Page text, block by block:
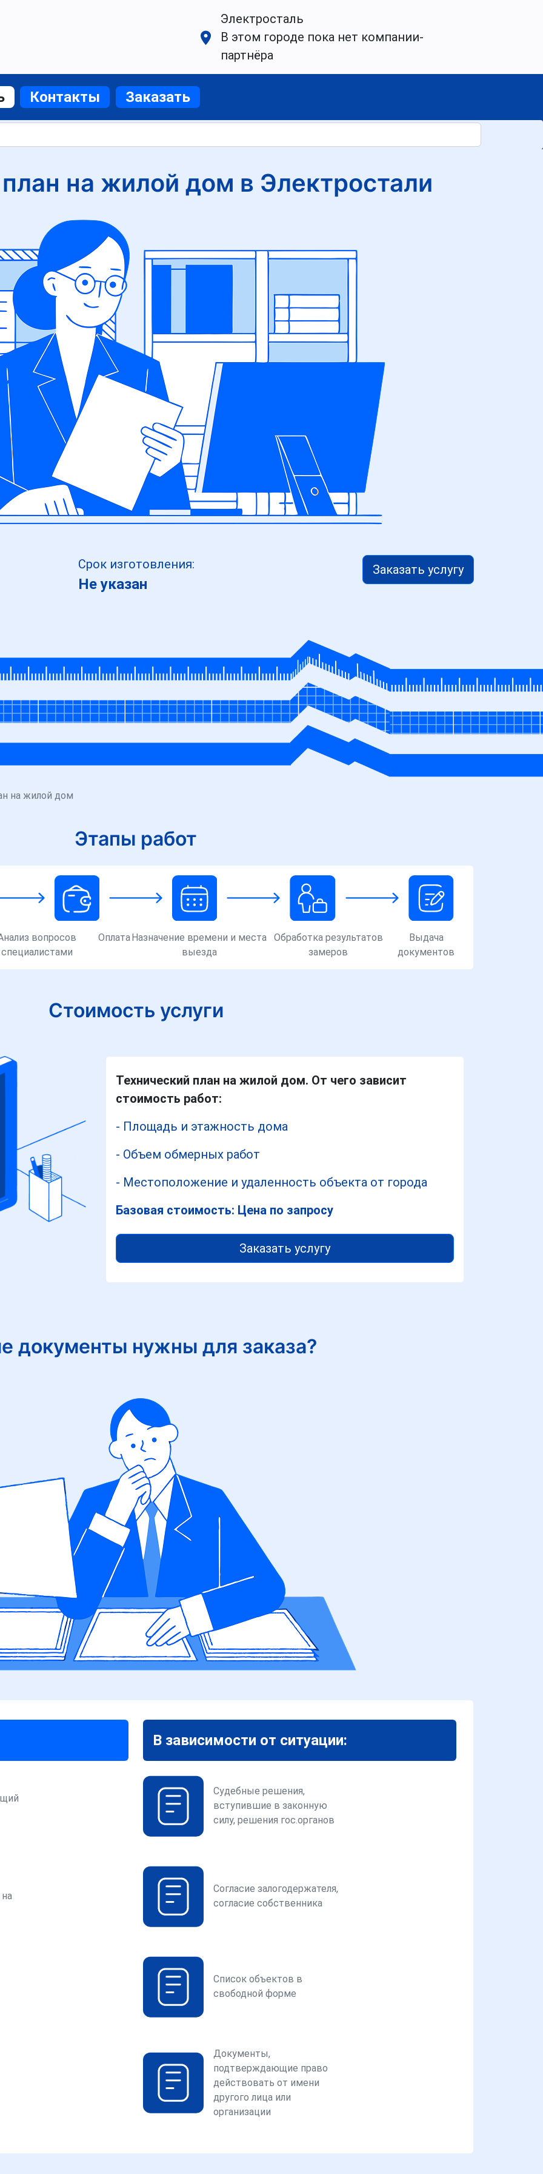
Электросталь
В этом городе пока нет компании-
партнёра
Контакты Заказать
на жилой дом в Электростали
Срок изготовления:
Не указан
Заказать услугу
на жилой дом
Этапы работ
вопросов
специалистами
ОплатаНазначение времени и места
выезда
Обработка результатов
замеров
Выдача
документов
Стоимость услуги
Технический план на жилой дом. От чего зависит
стоимость работ:
- Площадь и этажность дома
- Объем обмерных работ
- Местоположение и удаленность объекта от города
Базовая стоимость: Цена по запросу
Заказать услугу
документы нужны для заказа?
В зависимости от ситуации:
Судебные решения,
вступившие в законную
силу, решения гос.органов
Согласие залогодержателя,
согласие собственника
Список объектов в
свободной форме
Документы,
подтверждающие право
действовать от имени
другого лица или
организации